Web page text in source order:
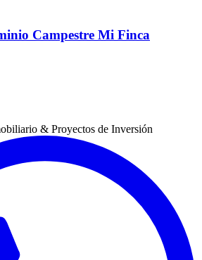
Campestre Mi Finca
& Proyectos de Inversión